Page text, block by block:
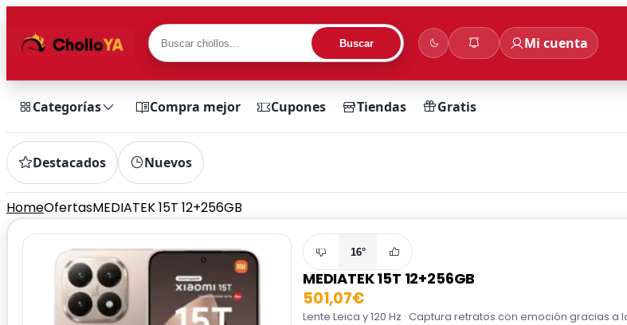
Buscar Mi cuenta
Categorías Compra mejor Cupones Tiendas Gratis
Destacados Nuevos
HomeOfertasMEDIATEK 15T 12+256GB
16°
MEDIATEK 15T 12+256GB
501,07€
Lente Leica y 120 Hz · Captura retratos con emoción gracias